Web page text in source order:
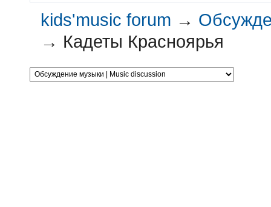
kids'music forum →
→ Кадеты Красноярья